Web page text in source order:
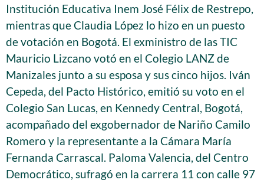
Institución Educativa Inem José Félix de Restrepo,
mientras que Claudia López lo hizo en un puesto
de votación en Bogotá. El exministro de las TIC
Mauricio Lizcano votó en el Colegio LANZ de
Manizales junto a su esposa y sus cinco hijos. Iván
Cepeda, del Pacto Histórico, emitió su voto en el
Colegio San Lucas, en Kennedy Central, Bogotá,
acompañado del exgobernador de Nariño Camilo
Romero y la representante a la Cámara María
Fernanda Carrascal. Paloma Valencia, del Centro
Democrático, sufragó en la carrera 11 con calle 97